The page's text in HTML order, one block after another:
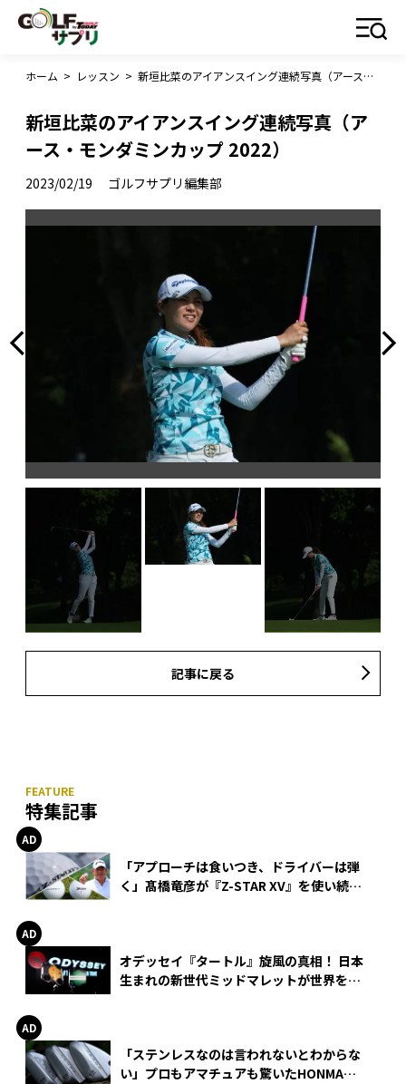
ホーム > レッスン > 新垣比菜のアイアンスイング連続写真（アース・モンダミンカップ 2022）
新垣比菜のアイアンスイング連続写真（ア
ース・モンダミンカップ 2022）
2023/02/19 ゴルフサプリ編集部
記事に戻る
特集記事
「アプローチは食いつき、ドライバーは弾
く」髙橋竜彦が『Z-STAR XV』を使い続け
オデッセイ『タートル』旋風の真相！ 日本
生まれの新世代ミッドマレットが世界を席
「ステンレスなのは言われないとわからな
い」プロもアマチュアも驚いたHONMA